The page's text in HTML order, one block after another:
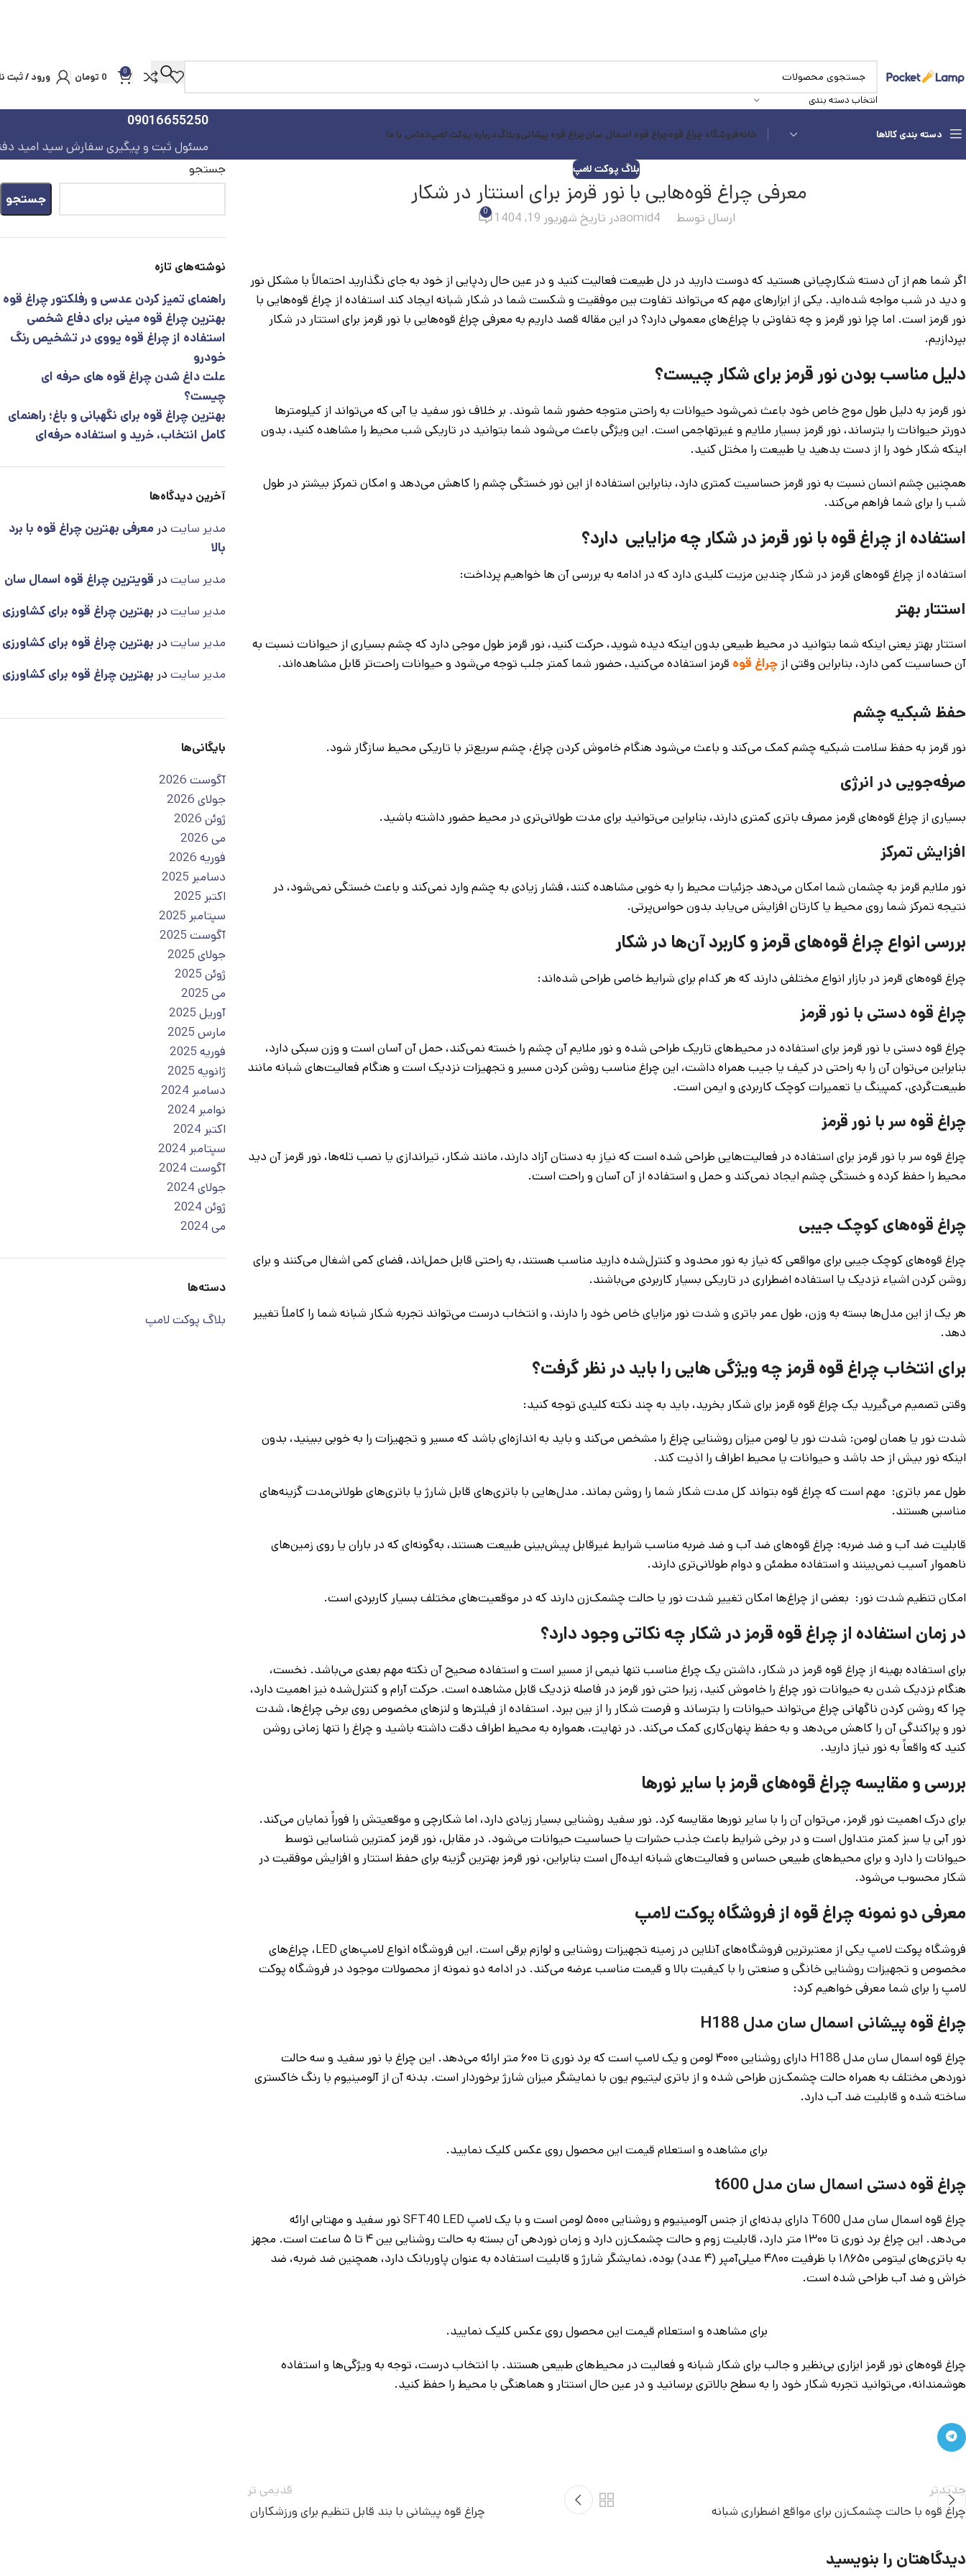
انتخاب دسته بندی
0
0 تومان ورود / ثبت
دسته بندی کالاها خانهفروشگاه چراغ قوهچراغ قوه اسمال سانچراغ قوه پیشانیوبلاگدرباره پوکت لامپتماس با ما
09016655250
مسئول ثبت و پیگیری سفارش سید امید
بلاگ پوکت لامپ
معرفی چراغ قوه‌هایی با نور قرمز برای استتار در شکار
ارسال توسط aomid4در تاریخ شهریور 19, 1404 0
اگر شما هم از آن دسته شکارچیانی هستید که دوست دارید در دل طبیعت فعالیت کنید و در عین حال ردپایی از خود به جای نگذارید احتمالاً با مشکل نور
و دید در شب مواجه شده‌اید. یکی از ابزارهای مهم که می‌تواند تفاوت بین موفقیت و شکست شما در شکار شبانه ایجاد کند استفاده از چراغ قوه‌هایی با
نور قرمز است. اما چرا نور قرمز و چه تفاوتی با چراغ‌های معمولی دارد؟ در این مقاله قصد داریم به معرفی چراغ قوه‌هایی با نور قرمز برای استتار در شکار
بپردازیم.
دلیل مناسب بودن نور قرمز برای شکار چیست؟
نور قرمز به دلیل طول موج خاص خود باعث نمی‌شود حیوانات به راحتی متوجه حضور شما شوند. بر خلاف نور سفید یا آبی که می‌تواند از کیلومترها
دورتر حیوانات را بترساند، نور قرمز بسیار ملایم و غیرتهاجمی است. این ویژگی باعث می‌شود شما بتوانید در تاریکی شب محیط را مشاهده کنید، بدون
اینکه شکار خود را از دست بدهید یا طبیعت را مختل کنید.
همچنین چشم انسان نسبت به نور قرمز حساسیت کمتری دارد، بنابراین استفاده از این نور خستگی چشم را کاهش می‌دهد و امکان تمرکز بیشتر در طول
شب را برای شما فراهم می‌کند.
استفاده از چراغ قوه با نور قرمز در شکار چه مزایایی دارد؟
استفاده از چراغ قوه‌های قرمز در شکار چندین مزیت کلیدی دارد که در ادامه به بررسی آن ها خواهیم پرداخت:
استتار بهتر
استتار بهتر یعنی اینکه شما بتوانید در محیط طبیعی بدون اینکه دیده شوید، حرکت کنید، نور قرمز طول موجی دارد که چشم بسیاری از حیوانات نسبت به
آن حساسیت کمی دارد، بنابراین وقتی از چراغ قوه قرمز استفاده می‌کنید، حضور شما کمتر جلب توجه می‌شود و حیوانات راحت‌تر قابل مشاهده‌اند.
حفظ شبکیه چشم
نور قرمز به حفظ سلامت شبکیه چشم کمک می‌کند و باعث می‌شود هنگام خاموش کردن چراغ، چشم سریع‌تر با تاریکی محیط سازگار شود.
صرفه‌جویی در انرژی
بسیاری از چراغ قوه‌های قرمز مصرف باتری کمتری دارند، بنابراین می‌توانید برای مدت طولانی‌تری در محیط حضور داشته باشید.
افزایش تمرکز
نور ملایم قرمز به چشمان شما امکان می‌دهد جزئیات محیط را به خوبی مشاهده کنند، فشار زیادی به چشم وارد نمی‌کند و باعث خستگی نمی‌شود، در
نتیجه تمرکز شما روی محیط یا کارتان افزایش می‌یابد بدون حواس‌پرتی.
بررسی انواع چراغ قوه‌های قرمز و کاربرد آن‌ها در شکار
چراغ قوه‌های قرمز در بازار انواع مختلفی دارند که هر کدام برای شرایط خاصی طراحی شده‌اند:
چراغ قوه دستی با نور قرمز
چراغ قوه دستی با نور قرمز برای استفاده در محیط‌های تاریک طراحی شده و نور ملایم آن چشم را خسته نمی‌کند، حمل آن آسان است و وزن سبکی دارد،
بنابراین می‌توان آن را به راحتی در کیف یا جیب همراه داشت، این چراغ مناسب روشن کردن مسیر و تجهیزات نزدیک است و هنگام فعالیت‌های شبانه مانند
طبیعت‌گردی، کمپینگ یا تعمیرات کوچک کاربردی و ایمن است.
چراغ قوه سر با نور قرمز
چراغ قوه سر با نور قرمز برای استفاده در فعالیت‌هایی طراحی شده است که نیاز به دستان آزاد دارند، مانند شکار، تیراندازی یا نصب تله‌ها، نور قرمز آن دید
محیط را حفظ کرده و خستگی چشم ایجاد نمی‌کند و حمل و استفاده از آن آسان و راحت است.
چراغ قوه‌های کوچک جیبی
چراغ قوه‌های کوچک جیبی برای مواقعی که نیاز به نور محدود و کنترل‌شده دارید مناسب هستند، به راحتی قابل حمل‌اند، فضای کمی اشغال می‌کنند و برای
روشن کردن اشیاء نزدیک یا استفاده اضطراری در تاریکی بسیار کاربردی می‌باشند.
هر یک از این مدل‌ها بسته به وزن، طول عمر باتری و شدت نور مزایای خاص خود را دارند، و انتخاب درست می‌تواند تجربه شکار شبانه شما را کاملاً تغییر
دهد.
برای انتخاب چراغ قوه قرمز چه ویژگی هایی را باید در نظر گرفت؟
وقتی تصمیم می‌گیرید یک چراغ قوه قرمز برای شکار بخرید، باید به چند نکته کلیدی توجه کنید:
شدت نور یا همان لومن: شدت نور یا لومن میزان روشنایی چراغ را مشخص می‌کند و باید به اندازه‌ای باشد که مسیر و تجهیزات را به خوبی ببینید، بدون
اینکه نور بیش از حد باشد و حیوانات یا محیط اطراف را اذیت کند.
طول عمر باتری: مهم است که چراغ قوه بتواند کل مدت شکار شما را روشن بماند. مدل‌هایی با باتری‌های قابل شارژ یا باتری‌های طولانی‌مدت گزینه‌های
مناسبی هستند.
قابلیت ضد آب و ضد ضربه: چراغ قوه‌های ضد آب و ضد ضربه مناسب شرایط غیرقابل پیش‌بینی طبیعت هستند، به‌گونه‌ای که در باران یا روی زمین‌های
ناهموار آسیب نمی‌بینند و استفاده مطمئن و دوام طولانی‌تری دارند.
امکان تنظیم شدت نور: بعضی از چراغ‌ها امکان تغییر شدت نور یا حالت چشمک‌زن دارند که در موقعیت‌های مختلف بسیار کاربردی است.
در زمان استفاده از چراغ قوه قرمز در شکار چه نکاتی وجود دارد؟
برای استفاده بهینه از چراغ قوه قرمز در شکار، داشتن یک چراغ مناسب تنها نیمی از مسیر است و استفاده صحیح آن نکته مهم بعدی می‌باشد. نخست،
هنگام نزدیک شدن به حیوانات نور چراغ را خاموش کنید، زیرا حتی نور قرمز در فاصله نزدیک قابل مشاهده است. حرکت آرام و کنترل‌شده نیز اهمیت دارد،
چرا که روشن کردن ناگهانی چراغ می‌تواند حیوانات را بترساند و فرصت شکار را از بین ببرد. استفاده از فیلترها و لنزهای مخصوص روی برخی چراغ‌ها، شدت
نور و پراکندگی آن را کاهش می‌دهد و به حفظ پنهان‌کاری کمک می‌کند. در نهایت، همواره به محیط اطراف دقت داشته باشید و چراغ را تنها زمانی روشن
کنید که واقعاً به نور نیاز دارید.
بررسی و مقایسه چراغ قوه‌های قرمز با سایر نورها
برای درک اهمیت نور قرمز، می‌توان آن را با سایر نورها مقایسه کرد. نور سفید روشنایی بسیار زیادی دارد، اما شکارچی و موقعیتش را فوراً نمایان می‌کند.
نور آبی یا سبز کمتر متداول است و در برخی شرایط باعث جذب حشرات یا حساسیت حیوانات می‌شود. در مقابل، نور قرمز کمترین شناسایی توسط
حیوانات را دارد و برای محیط‌های طبیعی حساس و فعالیت‌های شبانه ایده‌آل است بنابراین، نور قرمز بهترین گزینه برای حفظ استتار و افزایش موفقیت در
شکار محسوب می‌شود.
معرفی دو نمونه چراغ قوه از فروشگاه پوکت لامپ
فروشگاه پوکت لامپ یکی از معتبرترین فروشگاه‌های آنلاین در زمینه تجهیزات روشنایی و لوازم برقی است. این فروشگاه انواع لامپ‌های LED، چراغ‌های
مخصوص و تجهیزات روشنایی خانگی و صنعتی را با کیفیت بالا و قیمت مناسب عرضه می‌کند. در ادامه دو نمونه از محصولات موجود در فروشگاه پوکت
لامپ را برای شما معرفی خواهیم کرد:
چراغ قوه پیشانی اسمال سان مدل H188
چراغ قوه اسمال سان مدل H188 دارای روشنایی ۴۰۰۰ لومن و یک لامپ است که برد نوری تا ۶۰۰ متر ارائه می‌دهد. این چراغ با نور سفید و سه حالت
نوردهی مختلف به همراه حالت چشمک‌زن طراحی شده و از باتری لیتیوم یون با نمایشگر میزان شارژ برخوردار است. بدنه آن از آلومینیوم با رنگ خاکستری
ساخته شده و قابلیت ضد آب دارد.
برای مشاهده و استعلام قیمت این محصول روی عکس کلیک نمایید.
چراغ قوه دستی اسمال سان مدل t600
چراغ قوه اسمال سان مدل T600 دارای بدنه‌ای از جنس آلومینیوم و روشنایی ۵۰۰۰ لومن است و با یک لامپ SFT40 LED نور سفید و مهتابی ارائه
می‌دهد. این چراغ برد نوری تا ۱۳۰۰ متر دارد، قابلیت زوم و حالت چشمک‌زن دارد و زمان نوردهی آن بسته به حالت روشنایی بین ۴ تا ۵ ساعت است. مجهز
به باتری‌های لیتومی ۱۸۶۵۰ با ظرفیت ۴۸۰۰ میلی‌آمپر (۴ عدد) بوده، نمایشگر شارژ و قابلیت استفاده به عنوان پاوربانک دارد، همچنین ضد ضربه، ضد
خراش و ضد آب طراحی شده است.
برای مشاهده و استعلام قیمت این محصول روی عکس کلیک نمایید.
چراغ قوه‌های نور قرمز ابزاری بی‌نظیر و جالب برای شکار شبانه و فعالیت در محیط‌های طبیعی هستند. با انتخاب درست، توجه به ویژگی‌ها و استفاده
هوشمندانه، می‌توانید تجربه شکار خود را به سطح بالاتری برسانید و در عین حال استتار و هماهنگی با محیط را حفظ کنید.
جدیدتر
چراغ قوه با حالت چشمک‌زن برای مواقع اضطراری شبانه
قدیمی تر
چراغ قوه پیشانی با بند قابل تنظیم برای ورزشکاران
دیدگاهتان را بنویسید
جستجو
جستجو
نوشته‌های تازه
راهنمای تمیز کردن عدسی و رفلکتور چراغ قوه
بهترین چراغ قوه مینی برای دفاع شخصی
استفاده از چراغ قوه یووی در تشخیص رنگ
خودرو
علت داغ شدن چراغ قوه های حرفه ای
چیست؟
بهترین چراغ قوه برای نگهبانی و باغ؛ راهنمای
کامل انتخاب، خرید و استفاده حرفه‌ای
آخرین دیدگاه‌ها
مدیر سایت در معرفی بهترین چراغ قوه با برد
بالا
مدیر سایت در قویترین چراغ قوه اسمال سان
مدیر سایت در بهترین چراغ قوه برای کشاورزی
مدیر سایت در بهترین چراغ قوه برای کشاورزی
مدیر سایت در بهترین چراغ قوه برای کشاورزی
بایگانی‌ها
آگوست 2026
جولای 2026
ژوئن 2026
می 2026
فوریه 2026
دسامبر 2025
اکتبر 2025
سپتامبر 2025
آگوست 2025
جولای 2025
ژوئن 2025
می 2025
آوریل 2025
مارس 2025
فوریه 2025
ژانویه 2025
دسامبر 2024
نوامبر 2024
اکتبر 2024
سپتامبر 2024
آگوست 2024
جولای 2024
ژوئن 2024
می 2024
دسته‌ها
بلاگ پوکت لامپ